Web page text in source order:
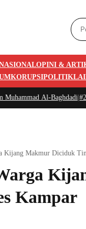
OPINI &
KORUPSIPOLITIK
Al-Baghdadi|#2 -
Kijang Makmur Diciduk
Kampar